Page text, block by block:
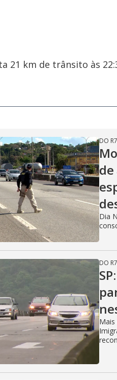
21 km de trânsito às
DO R7
Dia
DO R7